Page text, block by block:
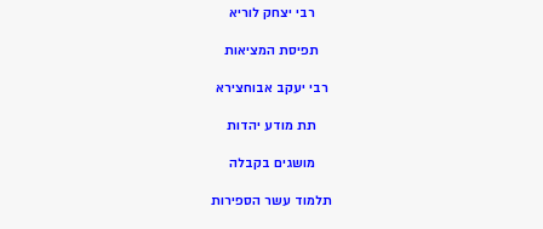
רבי יצחק לוריא
תפיסת המציאות
רבי יעקב אבוחצירא
תת מודע יהדות
מושגים בקבלה
תלמוד עשר הספירות